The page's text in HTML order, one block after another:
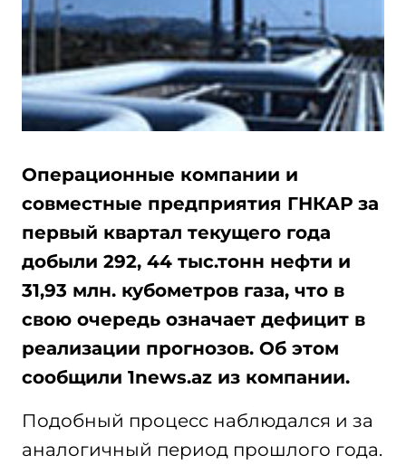
Операционные компании и
совместные предприятия ГНКАР за
первый квартал текущего года
добыли 292, 44 тыс.тонн нефти и
31,93 млн. кубометров газа, что в
свою очередь означает дефицит в
реализации прогнозов. Об этом
сообщили 1news.az из компании.
Подобный процесс наблюдался и за
аналогичный период прошлого года.